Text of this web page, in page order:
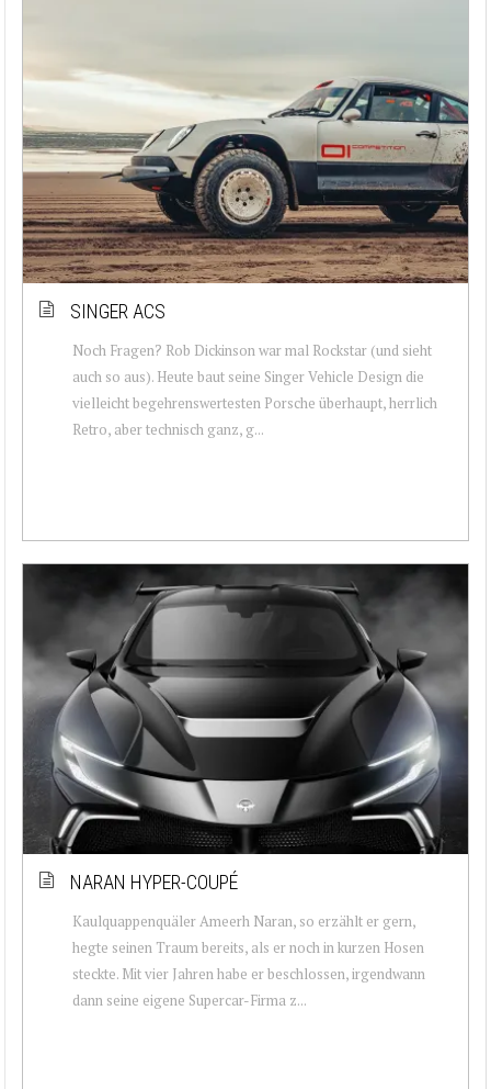
SINGER ACS
Noch Fragen? Rob Dickinson war mal Rockstar (und sieht
auch so aus). Heute baut seine Singer Vehicle Design die
vielleicht begehrenswertesten Porsche überhaupt, herrlich
Retro, aber technisch ganz, g...
NARAN HYPER-COUPÉ
Kaulquappenquäler Ameerh Naran, so erzählt er gern,
hegte seinen Traum bereits, als er noch in kurzen Hosen
steckte. Mit vier Jahren habe er beschlossen, irgendwann
dann seine eigene Supercar-Firma z...